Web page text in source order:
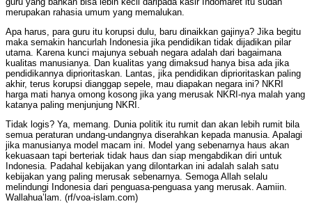
merupakan rahasia umum yang memalukan.
Apa harus, para guru itu korupsi dulu, baru dinaikkan gajinya? Jika begitu
maka semakin hancurlah Indonesia jika pendidikan tidak dijadikan pilar
utama. Karena kunci majunya sebuah negara adalah dari bagaimana
kualitas manusianya. Dan kualitas yang dimaksud hanya bisa ada jika
pendidikannya diprioritaskan. Lantas, jika pendidikan diprioritaskan paling
akhir, terus korupsi dianggap sepele, mau diapakan negara ini? NKRI
harga mati hanya omong kosong jika yang merusak NKRI-nya malah yang
katanya paling menjunjung NKRI.
Tidak logis? Ya, memang. Dunia politik itu rumit dan akan lebih rumit bila
semua peraturan undang-undangnya diserahkan kepada manusia. Apalagi
jika manusianya model macam ini. Model yang sebenarnya haus akan
kekuasaan tapi berteriak tidak haus dan siap mengabdikan diri untuk
Indonesia. Padahal kebijakan yang dilontarkan ini adalah salah satu
kebijakan yang paling merusak sebenarnya. Semoga Allah selalu
melindungi Indonesia dari penguasa-penguasa yang merusak. Aamiin.
Wallahua’lam. (rf/voa-islam.com)